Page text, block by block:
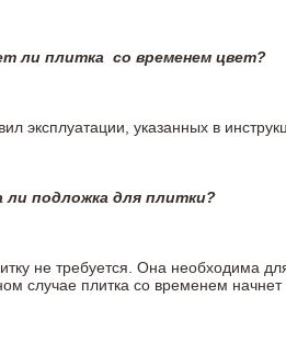
ли плитка со временем цвет?
эксплуатации, указанных в
ли подложка для плитки?
не требуется. Она необходима
случае плитка со временем